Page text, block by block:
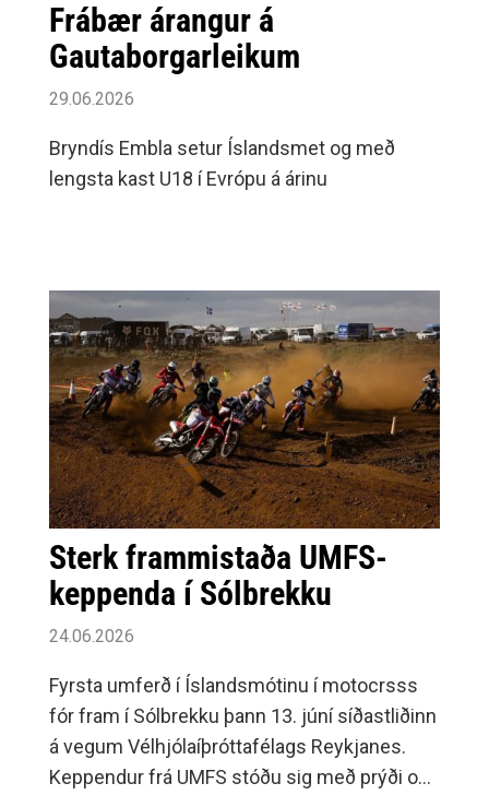
Frábær árangur á
Gautaborgarleikum
29.06.2026
Bryndís Embla setur Íslandsmet og með
lengsta kast U18 í Evrópu á árinu
Sterk frammistaða UMFS-
keppenda í Sólbrekku
24.06.2026
Fyrsta umferð í Íslandsmótinu í motocrsss
fór fram í Sólbrekku þann 13. júní síðastliðinn
á vegum Vélhjólaíþróttafélags Reykjanes.
Keppendur frá UMFS stóðu sig með prýði og